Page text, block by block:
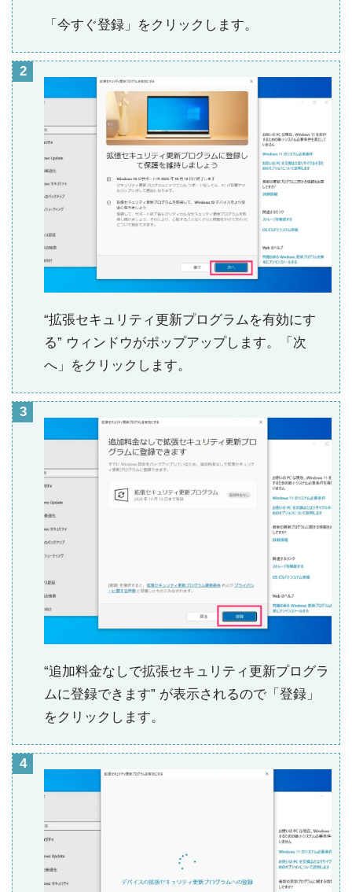
「今すぐ登録」をクリックします。
“拡張セキュリティ更新プログラムを有効にす
る” ウィンドウがポップアップします。「次
へ」をクリックします。
“追加料金なしで拡張セキュリティ更新プログラ
ムに登録できます” が表示されるので「登録」
をクリックします。